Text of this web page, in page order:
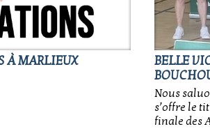
À MARLIEUX
BELLE
Nous
s’offre le
finale des